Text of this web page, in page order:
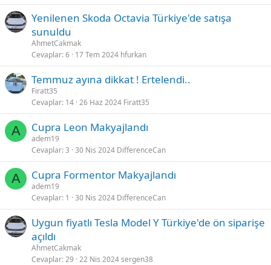
Yenilenen Skoda Octavia Türkiye'de satışa
sunuldu
AhmetCakmak
Cevaplar 6 17 Tem 2024 hfurkan
Temmuz ayına dikkat ! Ertelendi..
Firatt35
Cevaplar 14 26 Haz 2024 Firatt35
A Cupra Leon Makyajlandı
adem19
Cevaplar 3 30 Nis 2024 DifferenceCan
A Cupra Formentor Makyajlandı
adem19
Cevaplar 1 30 Nis 2024 DifferenceCan
Uygun fiyatlı Tesla Model Y Türkiye'de ön siparişe
açıldı
AhmetCakmak
Cevaplar 29 22 Nis 2024sergen38